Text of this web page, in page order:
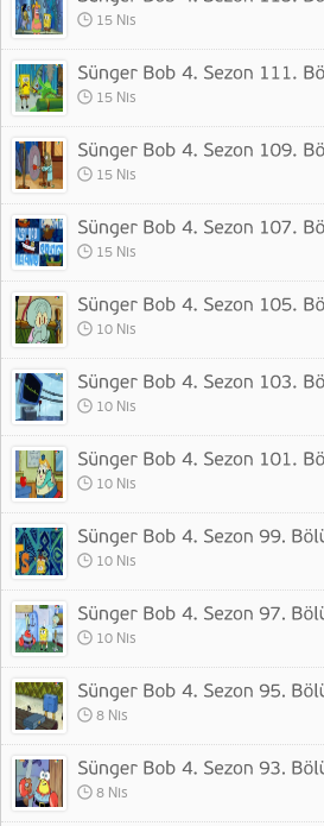
15 Nis
15 Nis
15 Nis
15 Nis
10 Nis
10 Nis
10 Nis
10 Nis
10 Nis
8 Nis
8 Nis